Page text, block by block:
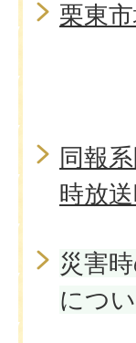
栗東
同報
時放
災害
につ